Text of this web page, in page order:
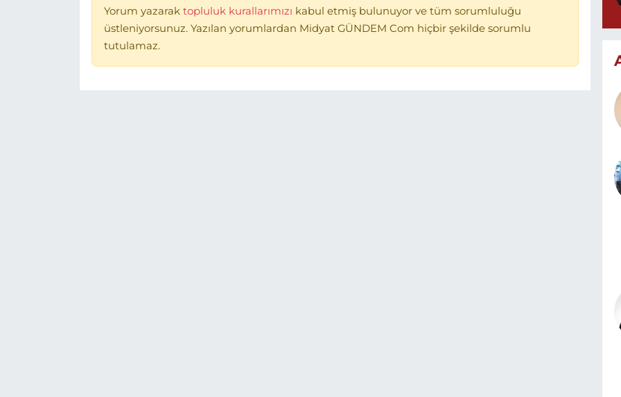
Yorum yazarak topluluk kurallarımızı kabul etmiş bulunuyor ve tüm sorumluluğu
üstleniyorsunuz. Yazılan yorumlardan Midyat GÜNDEM Com hiçbir şekilde sorumlu
tutulamaz.